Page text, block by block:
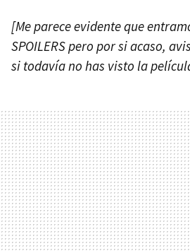
[Me parece evidente que
SPOILERS pero por si acaso,
si todavía no has visto la